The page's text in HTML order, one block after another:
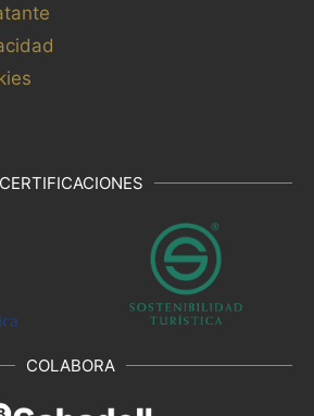
CERTIFICACIONES
COLABORA